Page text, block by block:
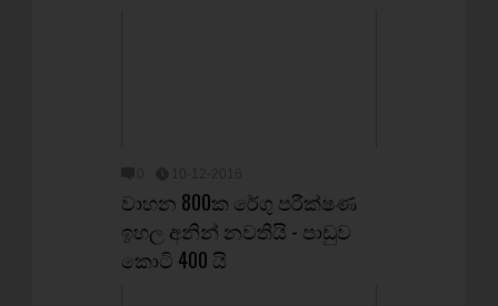
වාහන 800ක රේගු පරීක්ෂණ
ඉහල අනින් නවතියි - පාඩුව
කොටි 400 යි